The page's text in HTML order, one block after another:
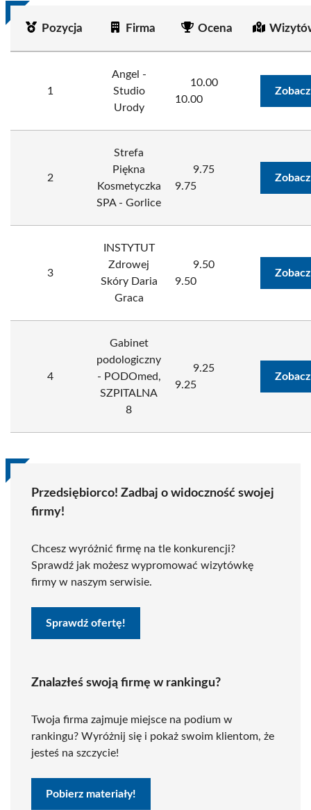
Pozycja Firma Ocena
1
Angel -
Studio
Urody
10.00
10.00
2
Strefa
Piękna
Kosmetyczka
SPA - Gorlice
9.75
9.75
3
INSTYTUT
Zdrowej
Skóry Daria
Graca
9.50
9.50
4
Gabinet
podologiczny
- PODOmed,
SZPITALNA
8
9.25
9.25
Przedsiębiorco! Zadbaj o widoczność swojej
firmy!
Chcesz wyróżnić firmę na tle konkurencji?
Sprawdź jak możesz wypromować wizytówkę
firmy w naszym serwisie.
Sprawdź ofertę!
Znalazłeś swoją firmę w rankingu?
Twoja firma zajmuje miejsce na podium w
rankingu? Wyróżnij się i pokaż swoim klientom, że
jesteś na szczycie!
Pobierz materiały!